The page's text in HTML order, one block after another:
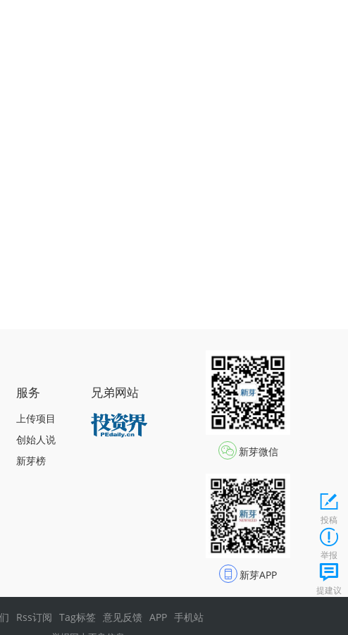
服务
上传项目
创始人说
新芽榜
兄弟网站
新芽微信
新芽APP
Rss订阅 Tag标签 意见反馈 APP 手机站
投稿
举报
提建议